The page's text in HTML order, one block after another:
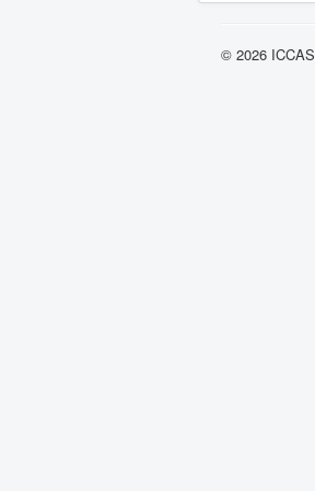
© 2026 ICCAS